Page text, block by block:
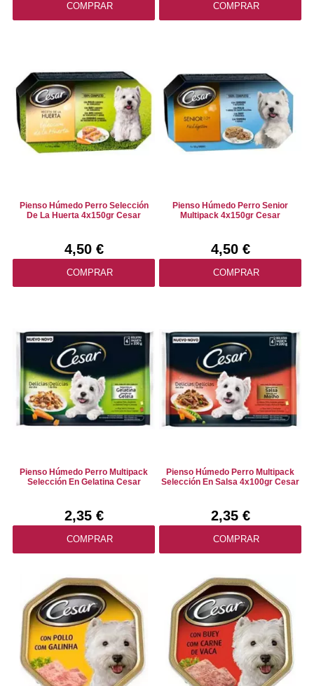
COMPRAR COMPRAR
Pienso Húmedo Perro Selección
De La Huerta 4x150gr Cesar
4,50 €
COMPRAR
Pienso Húmedo Perro Senior
Multipack 4x150gr Cesar
4,50 €
COMPRAR
Pienso Húmedo Perro Multipack
Selección En Gelatina Cesar
2,35 €
COMPRAR
Pienso Húmedo Perro Multipack
Selección En Salsa 4x100gr Cesar
2,35 €
COMPRAR